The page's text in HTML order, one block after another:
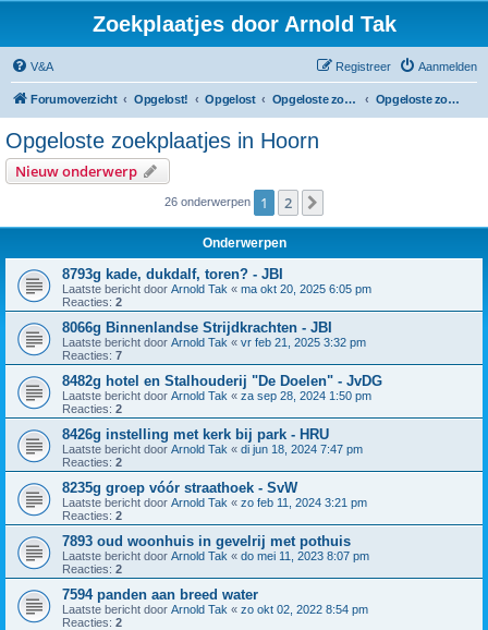
Zoekplaatjes door Arnold Tak
V&A Aanmelden
Registreer
Forumoverzicht Opgelost! Opgelost Opgeloste zoekplaatjes in Noord-Holland Opgeloste zoekplaatjes in Hoorn
Opgeloste zoekplaatjes in Hoorn
Nieuw onderwerp
26 onderwerpen 1 2
Onderwerpen
8793g kade, dukdalf, toren? - JBI
Laatste bericht door Arnold Tak « ma okt 20, 2025 6:05 pm
Reacties: 2
8066g Binnenlandse Strijdkrachten - JBI
Laatste bericht door Arnold Tak « vr feb 21, 2025 3:32 pm
Reacties: 7
8482g hotel en Stalhouderij "De Doelen" - JvDG
Laatste bericht door Arnold Tak « za sep 28, 2024 1:50 pm
Reacties: 2
8426g instelling met kerk bij park - HRU
Laatste bericht door Arnold Tak « di jun 18, 2024 7:47 pm
Reacties: 2
8235g groep vóór straathoek - SvW
Laatste bericht door Arnold Tak « zo feb 11, 2024 3:21 pm
Reacties: 2
7893 oud woonhuis in gevelrij met pothuis
Laatste bericht door Arnold Tak « do mei 11, 2023 8:07 pm
Reacties: 2
7594 panden aan breed water
Laatste bericht door Arnold Tak « zo okt 02, 2022 8:54 pm
Reacties: 2